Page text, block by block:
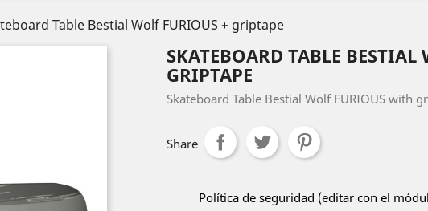
Table Bestial Wolf FURIOUS + griptape
SKATEBOARD TABLE
GRIPTAPE
Skateboard Table Bestial Wolf FURIOUS with
Share
Política de seguridad (editar con el